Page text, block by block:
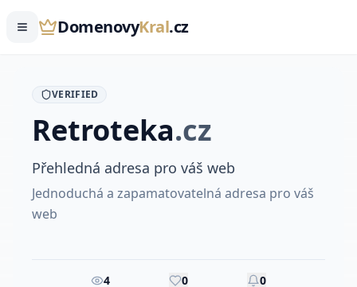
DomenovyKral.cz
VERIFIED
Retroteka.cz
Přehledná adresa pro váš web
Jednoduchá a zapamatovatelná adresa pro váš
web
4 0 0